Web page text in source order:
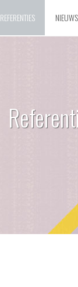
REFERENTIES NIEUWS